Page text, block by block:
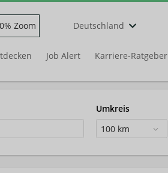
Zoom Deutschland
Job Alert Karriere-Ratgeber
Umkreis
100 km